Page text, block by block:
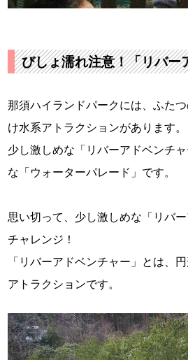
びしょ濡れ注意！「リバー
那須ハイランドパークには、ふた
け水系アトラクションがあります。
少し激しめな「リバーアドベンチ
な「ウォーターパレード」です。
思い切って、少し激しめな「リバ
チャレンジ！
「リバーアドベンチャー」とは、
アトラクションです。